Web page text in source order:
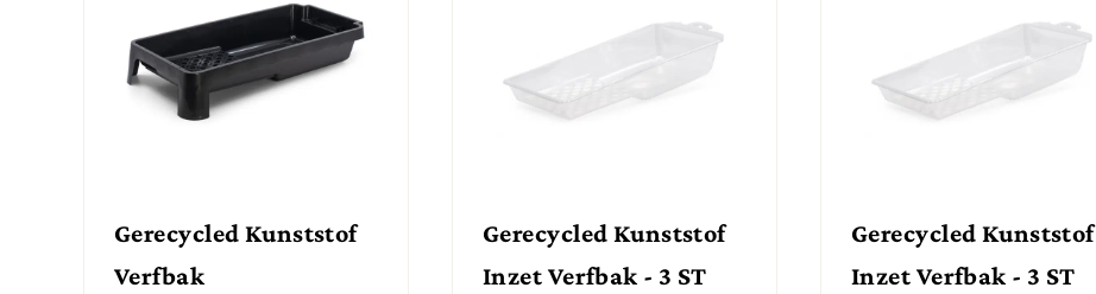
Gerecycled Kunststof
Verfbak
Gerecycled Kunststof
Inzet Verfbak - 3 ST
Gerecycled Kunststof
Inzet Verfbak - 3 ST